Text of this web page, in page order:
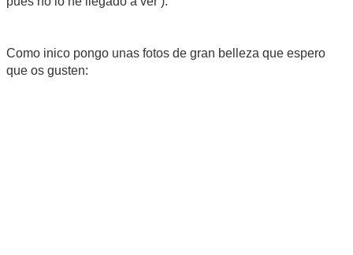
Como inico pongo unas fotos de gran belleza que espero
que os gusten: